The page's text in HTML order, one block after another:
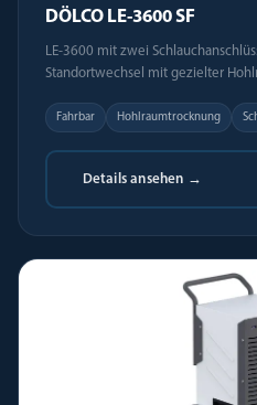
DÖLCO LE-3600 SF
LE-3600 mit zwei
Standortwechsel mit gezielter
Fahrbar Hohlraumtrocknung
Details ansehen →